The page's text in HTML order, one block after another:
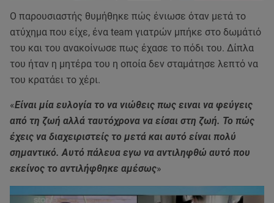
Ο παρουσιαστής θυμήθηκε πώς ένιωσε όταν μετά το
ατύχημα που είχε, ένα team γιατρών μπήκε στο δωμάτιό
του και του ανακοίνωσε πως έχασε το πόδι του. Δίπλα
του ήταν η μητέρα του η οποία δεν σταμάτησε λεπτό να
του κρατάει το χέρι.
«Είναι μία ευλογία το να νιώθεις πως ειναι να φεύγεις
από τη ζωή αλλά ταυτόχρονα να είσαι στη ζωή. Το πώς
έχεις να διαχειριστείς το μετά και αυτό είναι πολύ
σημαντικό. Αυτό πάλευα εγω να αντιληφθώ αυτό που
εκείνος το αντιλήφθηκε αμέσως»